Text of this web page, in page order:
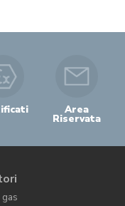
Area
Riservata